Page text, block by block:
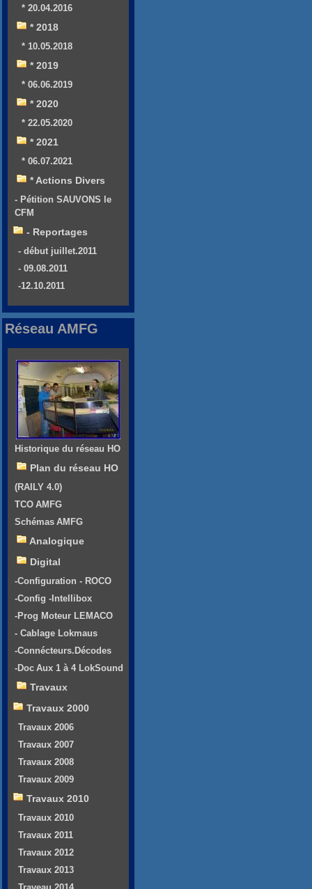
* 20.04.2016
* 2018
* 10.05.2018
* 2019
* 06.06.2019
* 2020
* 22.05.2020
* 2021
* 06.07.2021
* Actions Divers
- Pétition SAUVONS le
CFM
- Reportages
- début juillet.2011
- 09.08.2011
-12.10.2011
Réseau AMFG
Historique du réseau HO
Plan du réseau HO
(RAILY 4.0)
TCO AMFG
Schémas AMFG
Analogique
Digital
-Configuration - ROCO
-Config -Intellibox
-Prog Moteur LEMACO
- Cablage Lokmaus
-Connécteurs.Décodes
-Doc Aux 1 à 4 LokSound
Travaux
Travaux 2000
Travaux 2006
Travaux 2007
Travaux 2008
Travaux 2009
Travaux 2010
Travaux 2010
Travaux 2011
Travaux 2012
Travaux 2013